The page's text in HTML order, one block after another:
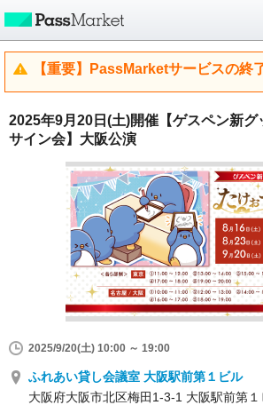
【重要】PassMarketサービスの終
2025年9月20日(土)開催【ゲスペン新グ
サイン会】大阪公演
2025/9/20(土) 10:00 ～ 19:00
ふれあい貸し会議室 大阪駅前第１ビル
大阪府大阪市北区梅田1-3-1 大阪駅前第